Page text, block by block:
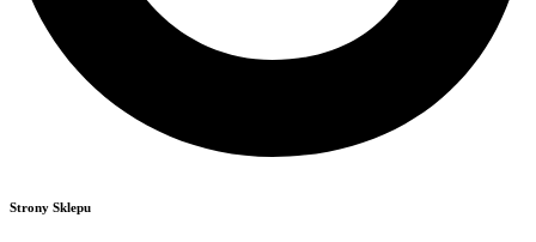
Strony Sklepu